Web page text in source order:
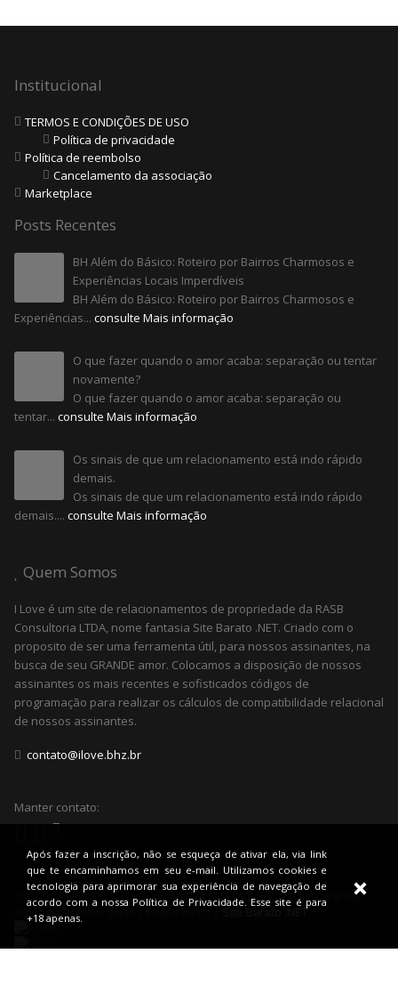
Institucional
TERMOS E CONDIÇÕES DE USO
Política de privacidade
Política de reembolso
Cancelamento da associação
Marketplace
Posts Recentes
BH Além do Básico: Roteiro por Bairros Charmosos e
Experiências Locais Imperdíveis
BH Além do Básico: Roteiro por Bairros Charmosos e
Experiências... consulte Mais informação
O que fazer quando o amor acaba: separação ou tentar
novamente?
O que fazer quando o amor acaba: separação ou
tentar... consulte Mais informação
Os sinais de que um relacionamento está indo rápido
demais.
Os sinais de que um relacionamento está indo rápido
demais.... consulte Mais informação
Quem Somos
I Love é um site de relacionamentos de propriedade da RASB
Consultoria LTDA, nome fantasia Site Barato .NET. Criado com o
proposito de ser uma ferramenta útil, para nossos assinantes, na
busca de seu GRANDE amor. Colocamos a disposição de nossos
assinantes os mais recentes e sofisticados códigos de
programação para realizar os cálculos de compatibilidade relacional
de nossos assinantes.
contato@ilove.bhz.br
Manter contato:
Todos os Direitos Reservados © 2022 I LOVE BHZ - O seu grande
amor pode estar aqui! | Powered by |
Site Barato .NET
Após fazer a inscrição, não se esqueça de ativar ela, via link
que te encaminhamos em seu e-mail. Utilizamos cookies e
tecnologia para aprimorar sua experiência de navegação de
acordo com a nossa Política de Privacidade. Esse site é para
+18 apenas.